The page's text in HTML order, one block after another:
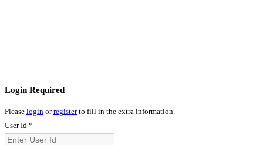
Login Required
Please login orregisterto fill in the extra information.
User Id *